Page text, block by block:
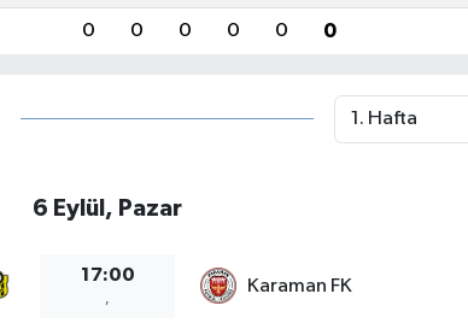
0 0 0 0 0 0
6 Eylül, Pazar
17:00
,
Karaman FK